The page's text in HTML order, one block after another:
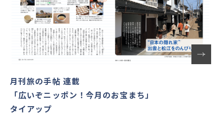
月刊旅の手帖 連載
「広いぞニッポン！今月のお宝まち」
タイアップ